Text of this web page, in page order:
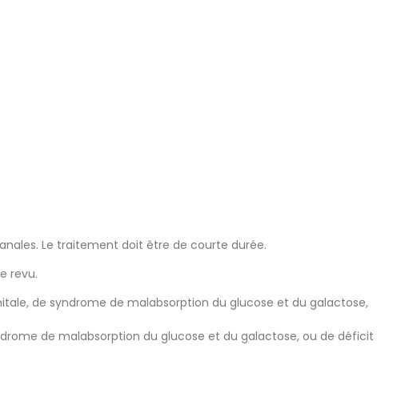
Le traitement doit être de courte durée.
revu.
de syndrome de malabsorption du glucose et du galactose,
de malabsorption du glucose et du galactose, ou de déficit